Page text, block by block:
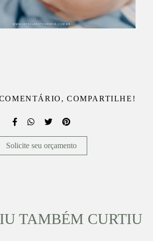
COMPARTILHE!
Solicite seu orçamento
TAMBÉM CURTIU